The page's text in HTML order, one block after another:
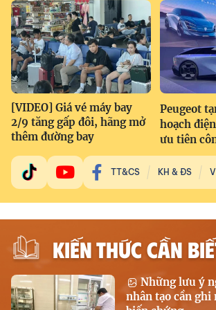
[VIDEO] Giá vé máy bay
2/9 tăng gấp đôi, hãng mở
thêm đường bay
Peugeot
hoạch
ưu tiên
TT&CS KH & ĐS
KIẾN THỨC CẦN
Những lưu ý
nhân tạo cần ghi